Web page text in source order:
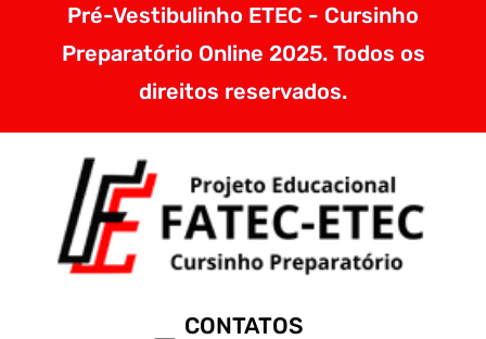
Pré-Vestibulinho ETEC - Cursinho
Preparatório Online 2025. Todos os
direitos reservados.
CONTATOS